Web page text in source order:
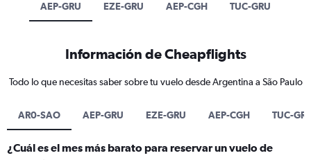
AEP-GRU EZE-GRU AEP-CGH TUC-GRU
Información de Cheapflights
Todo lo que necesitas saber sobre tu vuelo desde Argentina a São Paulo
AR0-SAO AEP-GRU EZE-GRU AEP-CGH TUC-
¿Cuál es el mes más barato para reservar un vuelo de